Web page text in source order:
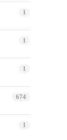
1
1
1
674
1